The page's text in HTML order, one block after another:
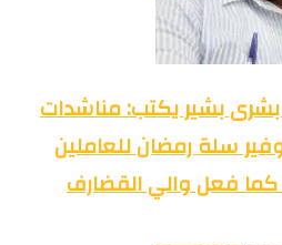
بشير يكتب: مناشدات
سلة رمضان للعاملين
كما فعل والي القضارف